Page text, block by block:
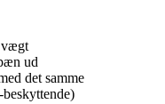
vægt
ud
det samme